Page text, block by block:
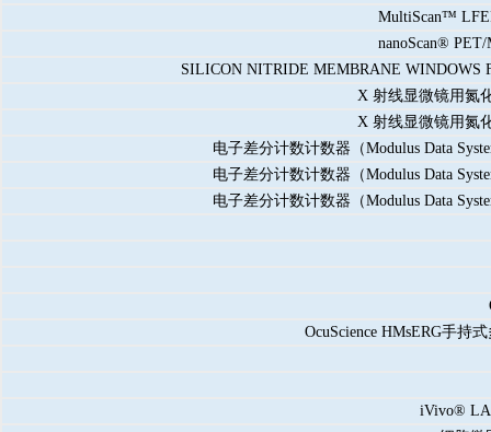
MultiScan™
nanoScan®
SILICON NITRIDE MEMBRANE
X 射线显微镜用氮
X 射线显微镜用氮
电子差分计数计数器（Modulus Data
电子差分计数计数器（Modulus Data
电子差分计数计数器（Modulus Data
OcuScience HMsERG手持
iVivo®